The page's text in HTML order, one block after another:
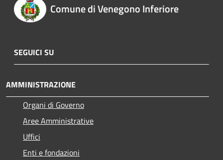
Comune di Venegono Inferiore
SEGUICI SU
AMMINISTRAZIONE
Organi di Governo
Aree Amministrative
Uffici
Enti e fondazioni